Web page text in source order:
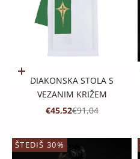
Dodaj u košaricu
DIAKONSKA STOLA S
VEZANIM KRIŽEM
PROMOTIVNA CIJENA
€45,52REDOVNA CIJENA
€91,04
ŠTEDIŠ 30%